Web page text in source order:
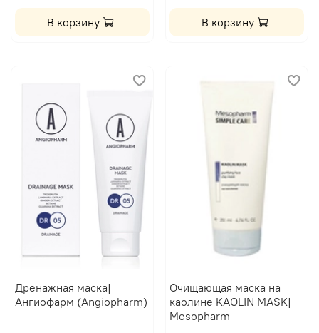
В корзину В корзину
Дренажная маска|
Ангиофарм (Angiopharm)
Очищающая маска на
каолине KAOLIN MASK|
Mesopharm